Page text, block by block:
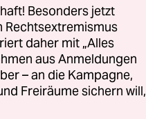
Besonders jetzt
Rechtsextremismus
daher mit „Alles
aus Anmeldungen
– an die Kampagne,
Freiräume sichern will,